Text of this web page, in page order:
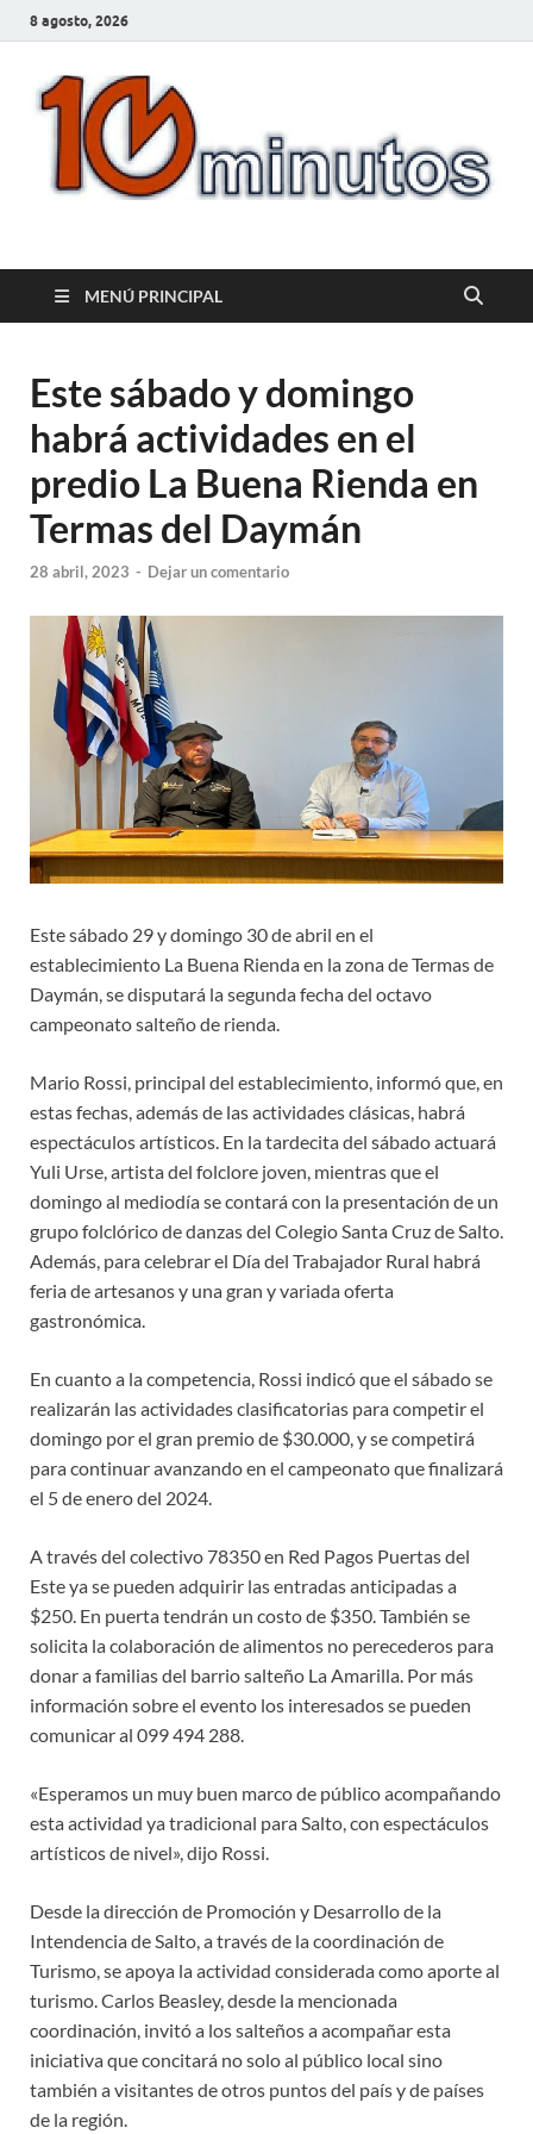
8 agosto, 2026
10minutos.com.uy
MENÚ PRINCIPAL
Este sábado y domingo
habrá actividades en el
predio La Buena Rienda en
Termas del Daymán
28 abril, 2023 - Dejar un comentario
Este sábado 29 y domingo 30 de abril en el
establecimiento La Buena Rienda en la zona de Termas de
Daymán, se disputará la segunda fecha del octavo
campeonato salteño de rienda.
Mario Rossi, principal del establecimiento, informó que, en
estas fechas, además de las actividades clásicas, habrá
espectáculos artísticos. En la tardecita del sábado actuará
Yuli Urse, artista del folclore joven, mientras que el
domingo al mediodía se contará con la presentación de un
grupo folclórico de danzas del Colegio Santa Cruz de Salto.
Además, para celebrar el Día del Trabajador Rural habrá
feria de artesanos y una gran y variada oferta
gastronómica.
En cuanto a la competencia, Rossi indicó que el sábado se
realizarán las actividades clasificatorias para competir el
domingo por el gran premio de $30.000, y se competirá
para continuar avanzando en el campeonato que finalizará
el 5 de enero del 2024.
A través del colectivo 78350 en Red Pagos Puertas del
Este ya se pueden adquirir las entradas anticipadas a
$250. En puerta tendrán un costo de $350. También se
solicita la colaboración de alimentos no perecederos para
donar a familias del barrio salteño La Amarilla. Por más
información sobre el evento los interesados se pueden
comunicar al 099 494 288.
«Esperamos un muy buen marco de público acompañando
esta actividad ya tradicional para Salto, con espectáculos
artísticos de nivel», dijo Rossi.
Desde la dirección de Promoción y Desarrollo de la
Intendencia de Salto, a través de la coordinación de
Turismo, se apoya la actividad considerada como aporte al
turismo. Carlos Beasley, desde la mencionada
coordinación, invitó a los salteños a acompañar esta
iniciativa que concitará no solo al público local sino
también a visitantes de otros puntos del país y de países
de la región.